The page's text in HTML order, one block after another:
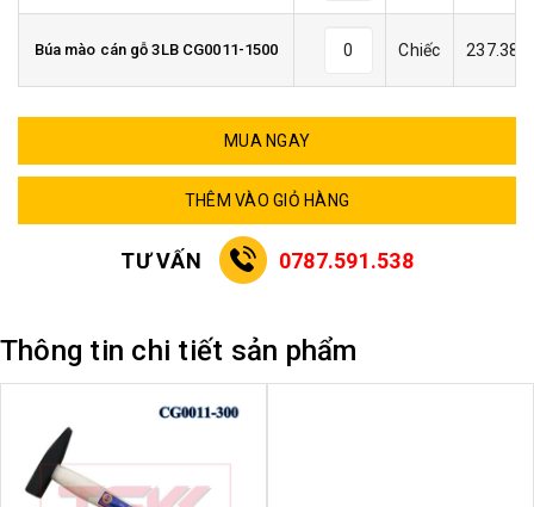
Búa mào cán gỗ 3LB CG0011-1500 Chiếc
MUA NGAY
THÊM VÀO GIỎ HÀNG
TƯ VẤN 0787.591.538
Thông tin chi tiết sản phẩm